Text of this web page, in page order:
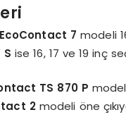
EcoContact 7 modeli
ise 16, 17 ve 19 inç
TS 870 P
2modeli öne